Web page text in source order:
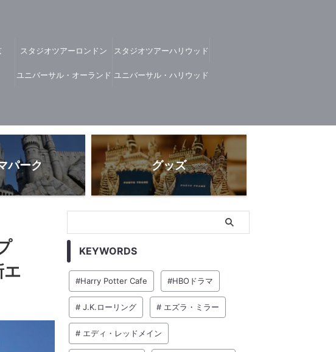
スタジオツアーロンドン スタジオツアーハリウッド
ユニバーサル・オーランド ユニバーサル・ハリウッド
パーク グッズ
エ
KEYWORDS
#Harry Potter Cafe #HBOドラマ
# J.K.ローリング # エズラ・ミラー
# エディ・レッドメイン